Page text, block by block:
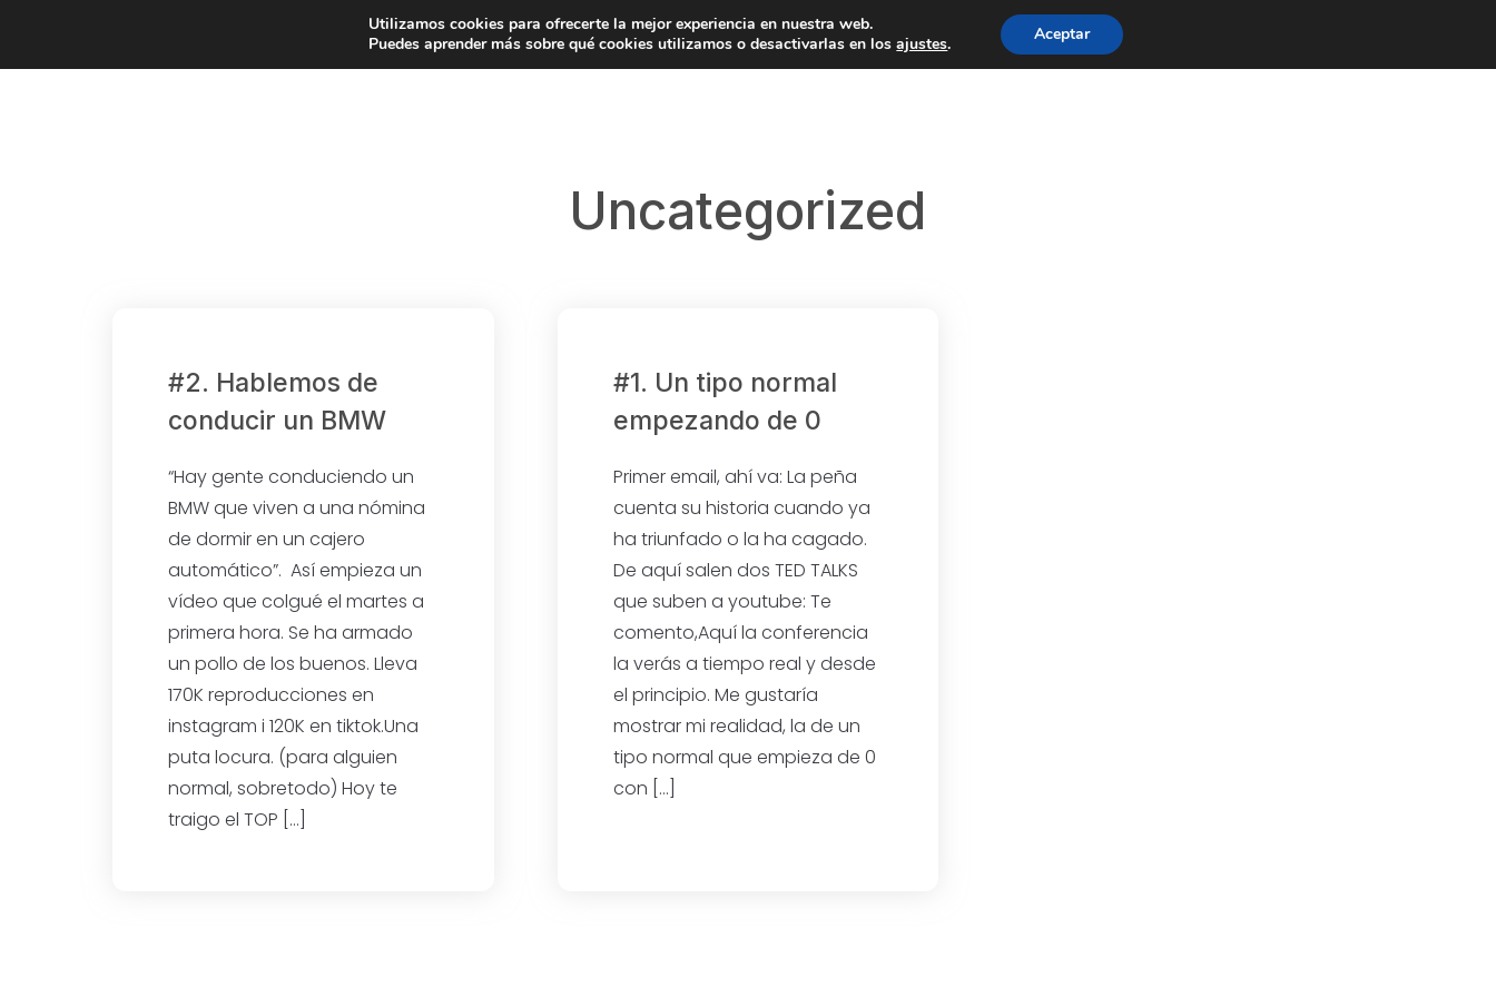
la
contenido
la
Uncategorized
#2. Hablemos de
conducir un BMW
“Hay gente conduciendo un
BMW que viven a una nómina
de dormir en un cajero
automático”. Así empieza un
vídeo que colgué el martes a
primera hora. Se ha armado
un pollo de los buenos. Lleva
170K reproducciones en
instagram i 120K en tiktok.Una
puta locura. (para alguien
normal, sobretodo) Hoy te
traigo el TOP […]
#1. Un tipo normal
empezando de 0
Primer email, ahí va: La peña
cuenta su historia cuando ya
ha triunfado o la ha cagado.
De aquí salen dos TED TALKS
que suben a youtube: Te
comento,Aquí la conferencia
la verás a tiempo real y desde
el principio. Me gustaría
mostrar mi realidad, la de un
tipo normal que empieza de 0
con […]
Utilizamos cookies para ofrecerte la mejor experiencia en nuestra web.
Puedes aprender más sobre qué cookies utilizamos o desactivarlas en losajustes. Aceptar